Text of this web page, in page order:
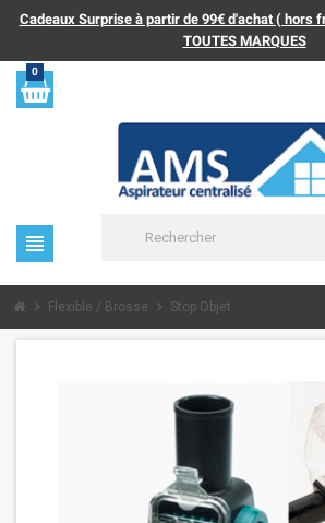
Cadeaux Surprise à partir de 99€ d'achat ( hors
TOUTES MARQUES
0
view_headline
chevron_right Flexible / Brosse chevron_right Stop Objet